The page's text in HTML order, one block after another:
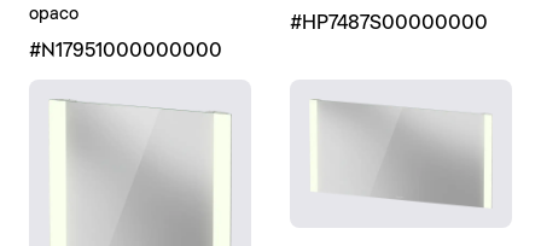
opaco
#N17951000000000
#HP7487S00000000